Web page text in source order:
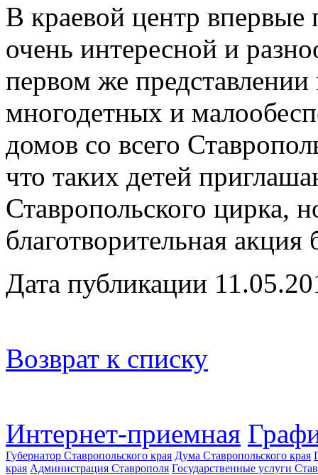
В краевой центр
очень интересной и
первом же
многодетных и
домов со всего
что таких детей
Ставропольского цирка,
благотворительная
Дата публикации
Возврат к списку
Интернет-приемная
Губернатор Ставропольского края Дума Ставропольского края
края Администрация Ставрополя Государственные услуги